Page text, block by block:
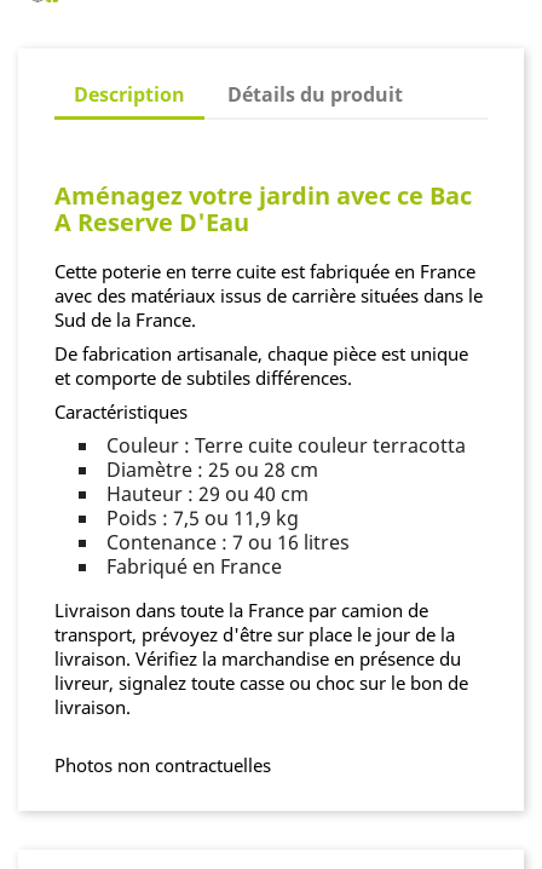
Description Détails du produit
Aménagez votre jardin avec ce Bac
A Reserve D'Eau
Cette poterie en terre cuite est fabriquée en France
avec des matériaux issus de carrière situées dans le
Sud de la France.
De fabrication artisanale, chaque pièce est unique
et comporte de subtiles différences.
Caractéristiques
Couleur : Terre cuite couleur terracotta
Diamètre : 25 ou 28 cm
Hauteur : 29 ou 40 cm
Poids : 7,5 ou 11,9 kg
Contenance : 7 ou 16 litres
Fabriqué en France
Livraison dans toute la France par camion de
transport, prévoyez d'être sur place le jour de la
livraison. Vérifiez la marchandise en présence du
livreur, signalez toute casse ou choc sur le bon de
livraison.
Photos non contractuelles